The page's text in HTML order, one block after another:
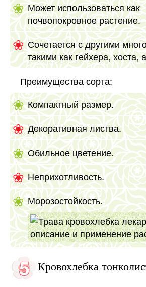
Может использоваться как
почвопокровное растение.
Сочетается с другими
такими как гейхера, хоста,
Преимущества сорта:
Компактный размер.
Декоративная листва.
Обильное цветение.
Неприхотливость.
Морозостойкость.
Кровохлебка